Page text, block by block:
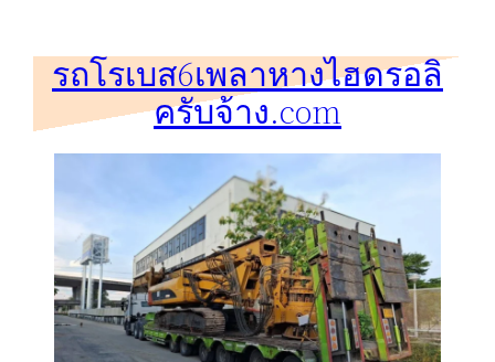
รถโรเบส6เพลาหางไฮดรอลิ
ครับจ้าง.com